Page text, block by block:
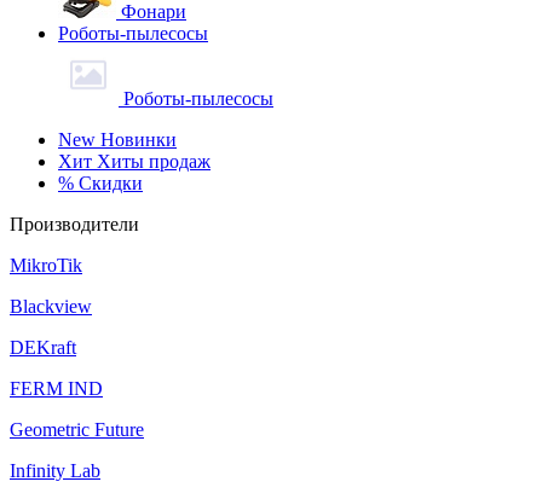
Фонари
Роботы-пылесосы
Роботы-пылесосы
New Новинки
Хит Хиты продаж
% Скидки
Производители
MikroTik
Blackview
DEKraft
FERM IND
Geometric Future
Infinity Lab